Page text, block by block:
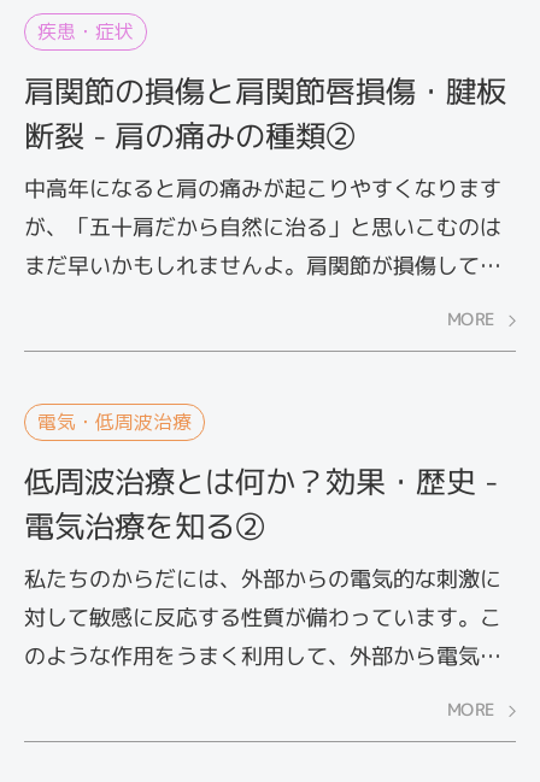
疾患・症状
肩関節の損傷と肩関節唇損傷・腱板
断裂 - 肩の痛みの種類②
中高年になると肩の痛みが起こりやすくなります
が、「五十肩だから自然に治る」と思いこむのは
まだ早いかもしれませんよ。肩関節が損傷してい
き起こす肩関節の損傷について解説します。
MORE
電気・低周波治療
低周波治療とは何か？効果・歴史 -
電気治療を知る②
私たちのからだには、外部からの電気的な刺激に
対して敏感に反応する性質が備わっています。こ
のような作用をうまく利用して、外部から電気を
MORE